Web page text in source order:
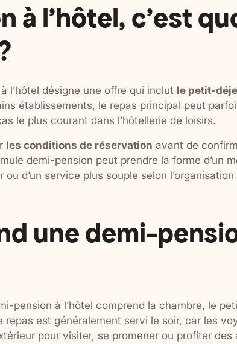
à l’hôtel, c’est
l’hôtel désigne une offre qui inclut le petit-
établissements, le repas principal peut
le plus courant dans l’hôtellerie de loisirs.
les conditions de réservation avant de
demi-pension peut prendre la forme d’un
ou d’un service plus souple selon l’organisation
une demi-
pension à l’hôtel comprend la chambre, le
repas est généralement servi le soir, car les
pour visiter, se promener ou profiter des